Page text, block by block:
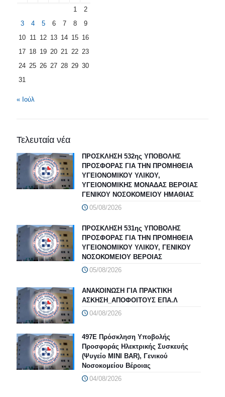
1
2
3
4 5 6 7 8
9
10 11 12 13 14 15 16
17 18 19 20 21 22 23
24 25 26 27 28 29 30
31
« Ιούλ
Τελευταία νέα
ΠΡΟΣΚΛΗΣΗ 532ης ΥΠΟΒΟΛΗΣ
ΠΡΟΣΦΟΡΑΣ ΓΙΑ ΤΗΝ ΠΡΟΜΗΘΕΙΑ
ΥΓΕΙΟΝΟΜΙΚΟΥ ΥΛΙΚΟΥ,
ΥΓΕΙΟΝΟΜΙΚΗΣ ΜΟΝΑΔΑΣ ΒΕΡΟΙΑΣ
ΓΕΝΙΚΟΥ ΝΟΣΟΚΟΜΕΙΟΥ ΗΜΑΘΙΑΣ
05/08/2026
ΠΡΟΣΚΛΗΣΗ 531ης ΥΠΟΒΟΛΗΣ
ΠΡΟΣΦΟΡΑΣ ΓΙΑ ΤΗΝ ΠΡΟΜΗΘΕΙΑ
ΥΓΕΙΟΝΟΜΙΚΟΥ ΥΛΙΚΟΥ, ΓΕΝΙΚΟΥ
ΝΟΣΟΚΟΜΕΙΟΥ ΒΕΡΟΙΑΣ
05/08/2026
ΑΝΑΚΟΙΝΩΣΗ ΓΙΑ ΠΡΑΚΤΙΚΗ
ΑΣΚΗΣΗ_ΑΠΟΦΟΙΤΟΥΣ ΕΠΑ.Λ
04/08/2026
497Ε Πρόσκληση Υποβολής
Προσφοράς Ηλεκτρικής Συσκευής
(Ψυγείο MINI BAR), Γενικού
Νοσοκομείου Βέροιας
04/08/2026